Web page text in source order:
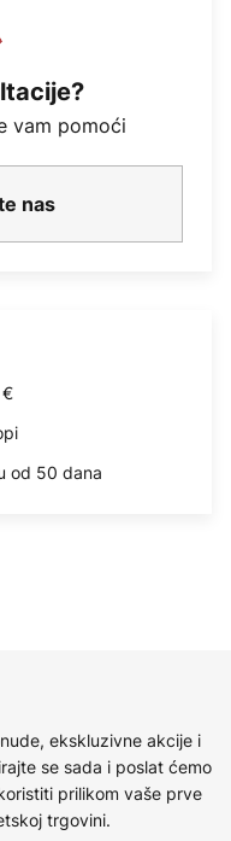
vam pomoći
nas
od 50 dana
ekskluzivne akcije i
se sada i poslat ćemo
prilikom vaše prve
trgovini.